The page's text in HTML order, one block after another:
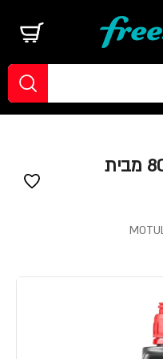
שמן גיר מינרלי 80W90 HD מבית